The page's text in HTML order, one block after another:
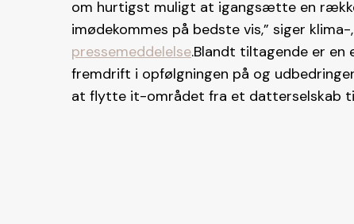
om hurtigst muligt at igangsætte en
imødekommes på bedste vis,” siger
pressemeddelelse.Blandt tiltagende er en
fremdrift i opfølgningen på og
at flytte it-området fra et datterselskab